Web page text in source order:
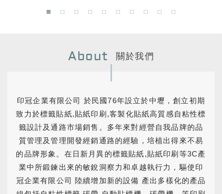
方式，廣泛應用於資產管理、物流
關於我們
印冠企業有限公司 於民國76年設立於中壢，創立初期
致力於標籤貼紙,貼紙印刷 ,客製化貼紙高質感自粘性標
籤設計及通路市場銷售。多年來對經營自我品牌的品
質管理及管理開發經銷通路的經驗，培植出得來不易
的品牌形象。在日新月異的標籤貼紙,貼紙印刷等3C產
業中所鍛鍊出來的敏銳洞察力和卓越執行力，驅使印
冠企業有限公司 陸續增加新的設備 產出多樣化的產品